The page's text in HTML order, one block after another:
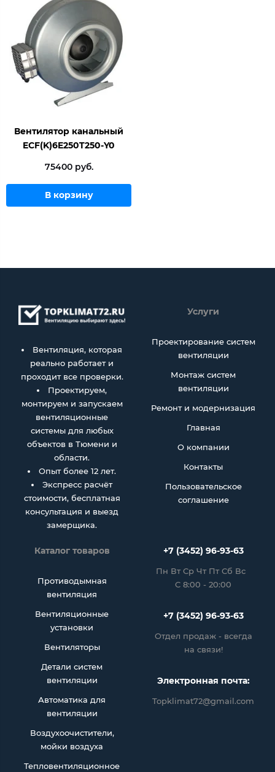
Вентилятор канальный
ECF(K)6E250T250-Y0
75400 руб.
В корзину
Вентиляция, которая
реально работает и
проходит все проверки.
Проектируем,
монтируем и запускаем
вентиляционные
системы для любых
объектов в Тюмени и
области.
Опыт более 12 лет.
Экспресс расчёт
стоимости, бесплатная
консультация и выезд
замерщика.
Услуги
Проектирование систем
вентиляции
Монтаж систем
вентиляции
Ремонт и модернизация
Главная
О компании
Контакты
Пользовательское
соглашение
Каталог товаров
Противодымная
вентиляция
Вентиляционные
установки
Вентиляторы
Детали систем
вентиляции
Автоматика для
вентиляции
Воздухоочистители,
мойки воздуха
Тепловентиляционное
+7 (3452) 96-93-63
Пн Вт Ср Чт Пт Сб Вс
С 8:00 - 20:00
+7 (3452) 96-93-63
Отдел продаж - всегда
на связи!
Электронная почта:
Topklimat72@gmail.com